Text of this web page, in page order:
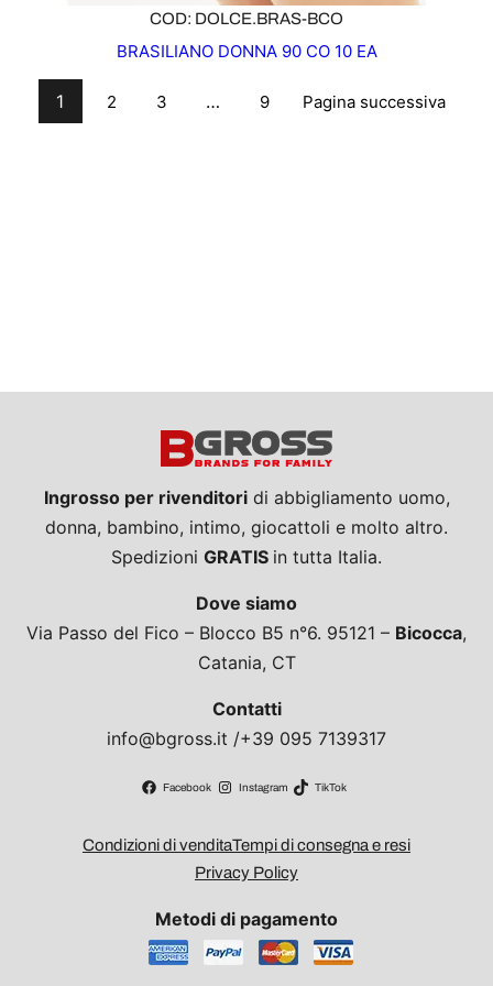
COD: DOLCE.BRAS-BCO
BRASILIANO DONNA 90 CO 10 EA
1 2 3 … 9 Pagina successiva
Ingrosso per rivenditoridi abbigliamento uomo,
donna, bambino, intimo, giocattoli e molto altro.
Spedizioni GRATIS in tutta Italia.
Dove siamo
Via Passo del Fico – Blocco B5 n°6. 95121 – Bicocca,
Catania, CT
Contatti
info@bgross.it /+39 095 7139317
Facebook Instagram TikTok
Condizioni di venditaTempi di consegna e resi
Privacy Policy
Metodi di pagamento